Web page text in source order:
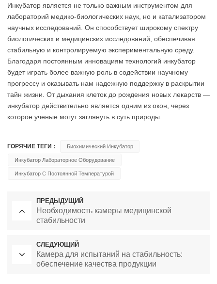
Инкубатор является не только важным инструментом для
лабораторий медико-биологических наук, но и катализатором
научных исследований. Он способствует широкому спектру
биологических и медицинских исследований, обеспечивая
стабильную и контролируемую экспериментальную среду.
Благодаря постоянным инновациям технологий инкубатор
будет играть более важную роль в содействии научному
прогрессу и оказывать нам надежную поддержку в раскрытии
тайн жизни. От дыхания клеток до рождения новых лекарств —
инкубатор действительно является одним из окон, через
которое ученые могут заглянуть в суть природы.
ГОРЯЧИЕ ТЕГИ : Биохимический Инкубатор
Инкубатор Лабораторное Оборудование
Инкубатор С Постоянной Температурой
ПРЕДЫДУЩИЙ
Необходимость камеры медицинской
стабильности
СЛЕДУЮЩИЙ
Камера для испытаний на стабильность:
обеспечение качества продукции